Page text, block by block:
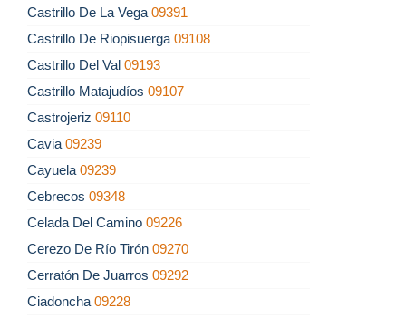
Castrillo De La Vega 09391
Castrillo De Riopisuerga 09108
Castrillo Del Val 09193
Castrillo Matajudíos 09107
Castrojeriz 09110
Cavia 09239
Cayuela 09239
Cebrecos 09348
Celada Del Camino 09226
Cerezo De Río Tirón 09270
Cerratón De Juarros 09292
Ciadoncha 09228